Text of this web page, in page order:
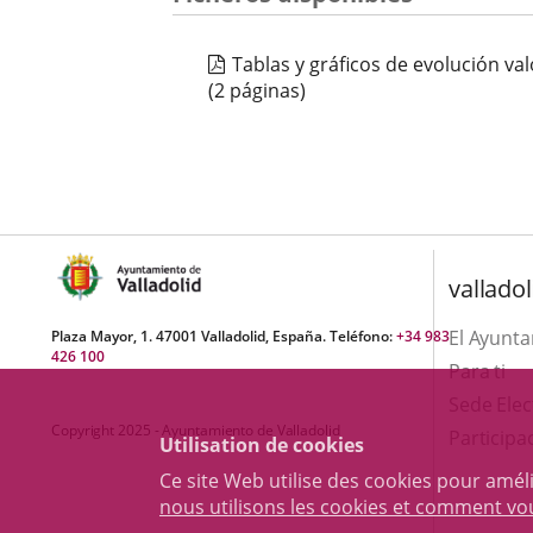
Utilisation de cookies
Ce site Web utilise des cookies pour
nous utilisons les cookies et comment
Tablas y gráficos de evolución
(2 páginas)
Plaza Mayor, 1. 47001 Valladolid, España. Teléfono:+34 983
426 100
Copyright 2025 - Ayuntamiento de Valladolid
El
Para ti